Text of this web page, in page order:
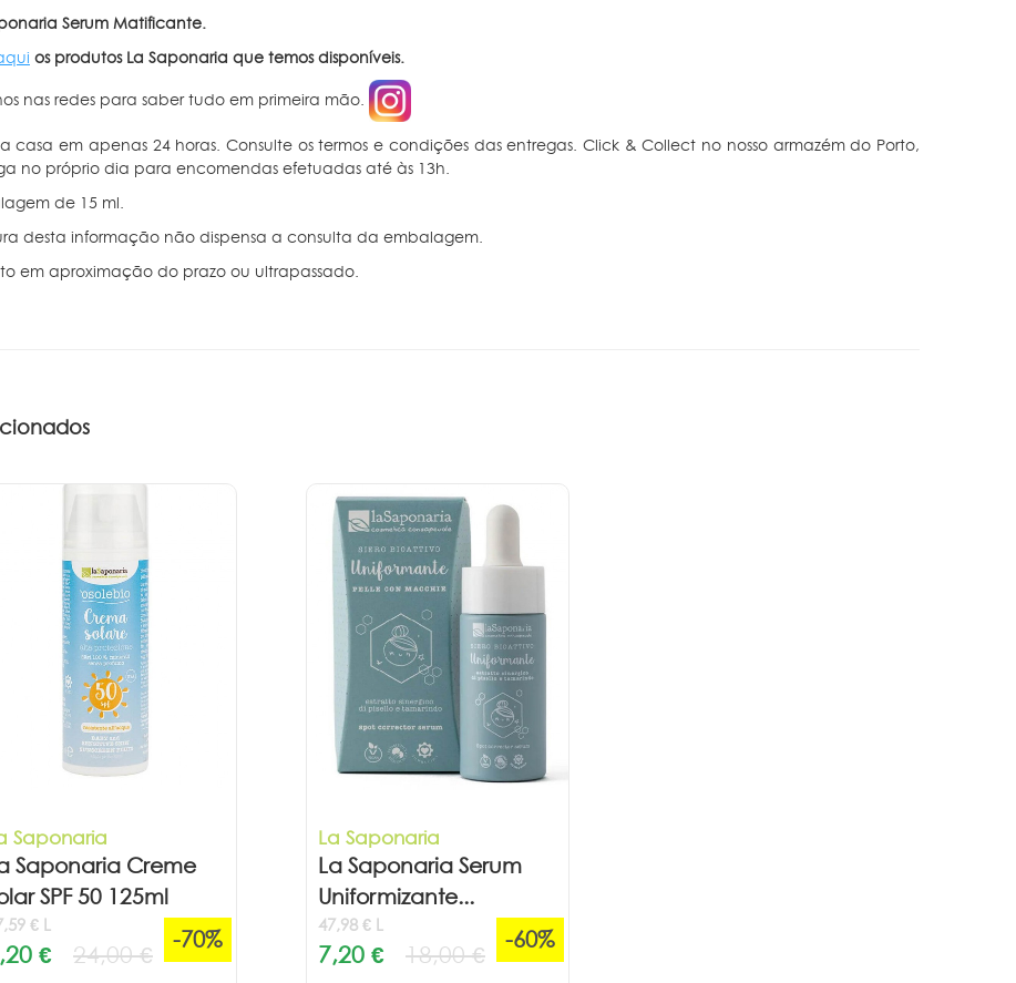
Serum Matificante.
os produtos La Saponaria que temos disponíveis.
nas redes para saber tudo em primeira mão.
casa em apenas 24 horas. Consulte os termos e condições das entregas. Click & Collect no nosso armazém do Porto,
no próprio dia para encomendas efetuadas até às 13h.
de 15 ml.
desta informação não dispensa a consulta da embalagem.
em aproximação do prazo ou ultrapassado
Saponaria
Saponaria Creme
SPF 50 125ml
€ L
€ 24,00 €
-70%
La Saponaria
La Saponaria Serum
Uniformizante...
47,98 € L
7,20 € 18,00 €
-60%